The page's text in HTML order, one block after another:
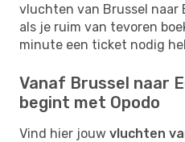
vluchten van Brussel naar
als je ruim van tevoren
minute een ticket nodig
Vanaf Brussel naar
begint met Opodo
Vind hier jouw vluchten